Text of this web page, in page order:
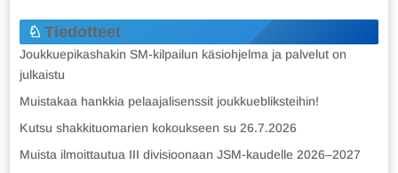
Tiedotteet
Joukkuepikashakin SM-kilpailun käsiohjelma ja palvelut on
julkaistu
Muistakaa hankkia pelaajalisenssit joukkuebliksteihin!
Kutsu shakkituomarien kokoukseen su 26.7.2026
Muista ilmoittautua III divisioonaan JSM-kaudelle 2026–2027